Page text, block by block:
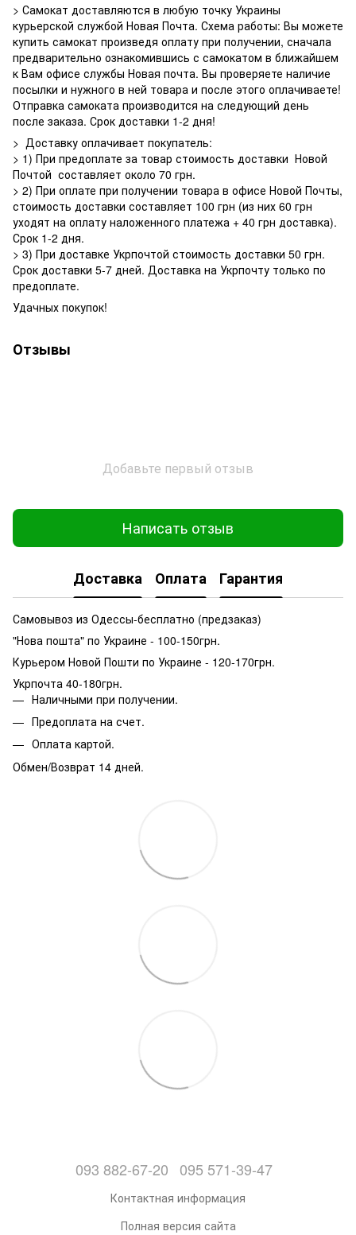
> Самокат доставляются в любую точку Украины
курьерской службой Новая Почта. Схема работы: Вы можете
купить самокат произведя оплату при получении, сначала
предварительно ознакомившись с самокатом в ближайшем
к Вам офисе службы Новая почта. Вы проверяете наличие
посылки и нужного в ней товара и после этого оплачиваете!
Отправка самоката производится на следующий день
после заказа. Срок доставки 1-2 дня!
> Доставку оплачивает покупатель:
> 1) При предоплате за товар стоимость доставки Новой
Почтой составляет около 70 грн.
> 2) При оплате при получении товара в офисе Новой Почты,
стоимость доставки составляет 100 грн (из них 60 грн
уходят на оплату наложенного платежа + 40 грн доставка).
Срок 1-2 дня.
> 3) При доставке Укрпочтой стоимость доставки 50 грн.
Срок доставки 5-7 дней. Доставка на Укрпочту только по
предоплате.
Удачных покупок!
Отзывы
Добавьте первый отзыв
Написать отзыв
Доставка Оплата Гарантия
Самовывоз из Одессы-бесплатно (предзаказ)
"Нова пошта" по Украине - 100-150грн.
Курьером Новой Пошти по Украине - 120-170грн.
Укрпочта 40-180грн.
Наличными при получении.
Предоплата на счет.
Оплата картой.
Обмен/Возврат 14 дней.
093 882-67-20 095 571-39-47
Контактная информация
Полная версия сайта